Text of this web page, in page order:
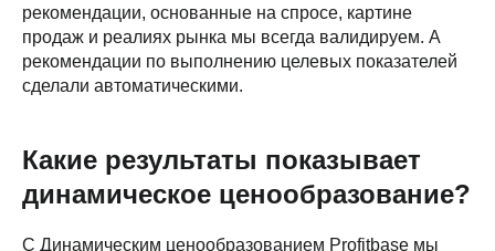
рекомендации, основанные на спросе, картине
продаж и реалиях рынка мы всегда валидируем. А
рекомендации по выполнению целевых показателей
сделали автоматическими.
Какие результаты показывает
динамическое ценообразование?
С Динамическим ценообразованием Profitbase мы